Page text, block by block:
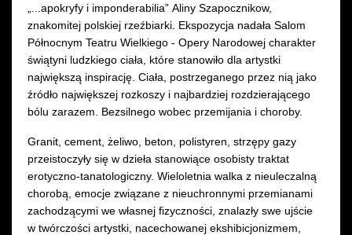
„...apokryfy i imponderabilia” Aliny Szapocznikow,
znakomitej polskiej rzeźbiarki. Ekspozycja nadała Salom
Północnym Teatru Wielkiego - Opery Narodowej charakter
świątyni ludzkiego ciała, które stanowiło dla artystki
największą inspirację. Ciała, postrzeganego przez nią jako
źródło największej rozkoszy i najbardziej rozdzierającego
bólu zarazem. Bezsilnego wobec przemijania i choroby.
Granit, cement, żeliwo, beton, polistyren, strzępy gazy
przeistoczyły się w dzieła stanowiące osobisty traktat
erotyczno-tanatologiczny. Wieloletnia walka z nieuleczalną
chorobą, emocje związane z nieuchronnymi przemianami
zachodzącymi we własnej fizyczności, znalazły swe ujście
w twórczości artystki, nacechowanej ekshibicjonizmem,